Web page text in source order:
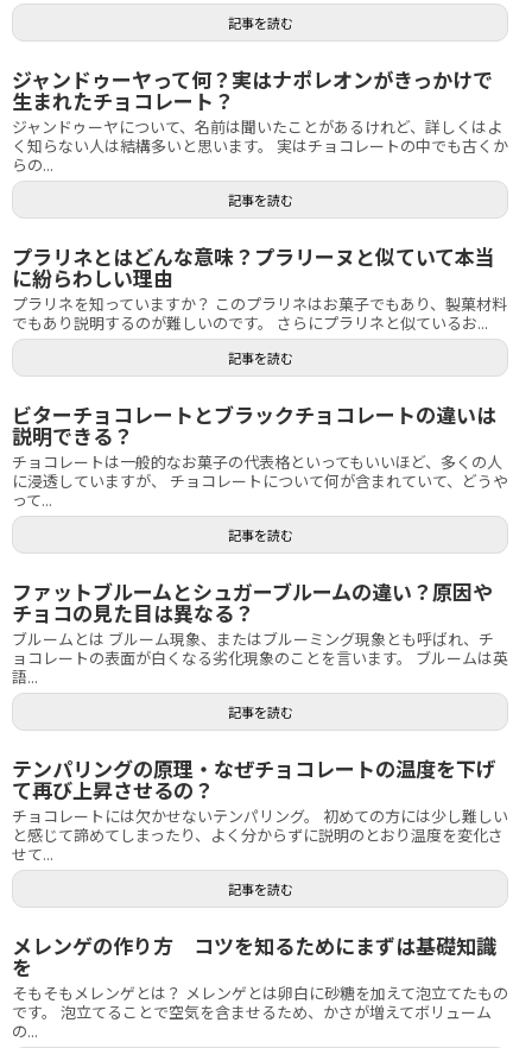
記事を読む
ジャンドゥーヤって何？実はナポレオンがきっかけで
生まれたチョコレート？
ジャンドゥーヤについて、名前は聞いたことがあるけれど、詳しくはよ
く知らない人は結構多いと思います。 実はチョコレートの中でも古くか
らの...
記事を読む
プラリネとはどんな意味？プラリーヌと似ていて本当
に紛らわしい理由
プラリネを知っていますか？ このプラリネはお菓子でもあり、製菓材料
でもあり説明するのが難しいのです。 さらにプラリネと似ているお...
記事を読む
ビターチョコレートとブラックチョコレートの違いは
説明できる？
チョコレートは一般的なお菓子の代表格といってもいいほど、多くの人
に浸透していますが、 チョコレートについて何が含まれていて、どうや
って...
記事を読む
ファットブルームとシュガーブルームの違い？原因や
チョコの見た目は異なる？
ブルームとは ブルーム現象、またはブルーミング現象とも呼ばれ、チ
ョコレートの表面が白くなる劣化現象のことを言います。 ブルームは英
語...
記事を読む
テンパリングの原理・なぜチョコレートの温度を下げ
て再び上昇させるの？
チョコレートには欠かせないテンパリング。 初めての方には少し難しい
と感じて諦めてしまったり、よく分からずに説明のとおり温度を変化さ
せて...
記事を読む
メレンゲの作り方 コツを知るためにまずは基礎知識
を
そもそもメレンゲとは？ メレンゲとは卵白に砂糖を加えて泡立てたもの
です。 泡立てることで空気を含ませるため、かさが増えてボリューム
の...